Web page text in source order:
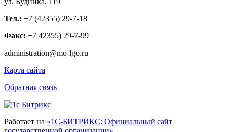
Тел.: +7 (42355) 29-7-18
Факс: +7 42355) 29-7-99
administration@mo-lgo.ru
Карта сайта
Обратная связь
Работает на «1С-БИТРИКС: Официальный сайт